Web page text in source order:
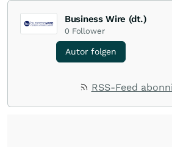
Business Wire (dt.)
0 Follower
Autor folgen
RSS-Feed